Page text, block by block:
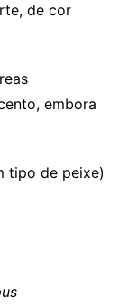
de cor
embora
tipo de peixe)